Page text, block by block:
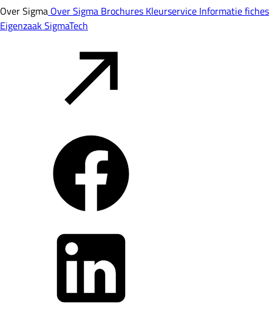
Over Sigma Over Sigma Brochures Kleurservice Informatie fiches
EigenzaakSigmaTech